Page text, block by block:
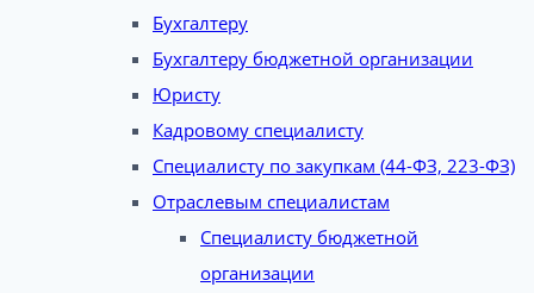
Бухгалтеру
Бухгалтеру бюджетной организации
Юристу
Кадровому специалисту
Специалисту по закупкам (44-ФЗ, 223-ФЗ)
Отраслевым специалистам
Специалисту бюджетной
организации